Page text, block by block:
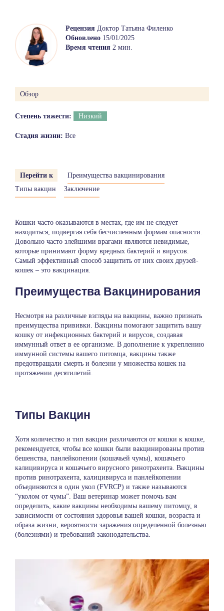
Рецензия Доктор Татьяна Филенко
Обновлено15/01/2025
Время чтения 2 мин.
Обзор
Степень тяжести: Низкий
Стадия жизни: Все
Перейти к
Преимущества вакцинирования
Типы вакцин
Заключение
Кошки часто оказываются в местах, где им не следует
находиться, подвергая себя бесчисленным формам опасности.
Довольно часто злейшими врагами являются невидимые,
которые принимают форму вредных бактерий и вирусов.
Самый эффективный способ защитить от них своих друзей-
кошек – это вакцинация.
Преимущества Вакцинирования
Несмотря на различные взгляды на вакцины, важно признать
преимущества прививки. Вакцины помогают защитить вашу
кошку от инфекционных бактерий и вирусов, создавая
иммунный ответ в ее организме. В дополнение к укреплению
иммунной системы вашего питомца, вакцины также
предотвращали смерть и болезни у множества кошек на
протяжении десятилетий.
Типы Вакцин
Хотя количество и тип вакцин различаются от кошки к кошке,
рекомендуется, чтобы все кошки были вакцинированы против
бешенства, панлейкопении (кошачьей чумы), кошачьего
калицивируса и кошачьего вирусного ринотрахеита. Вакцины
против ринотрахеита, калицивируса и панлейкопении
объединяются в один укол (FVRCP) и также называются
“уколом от чумы”. Ваш ветеринар может помочь вам
определить, какие вакцины необходимы вашему питомцу, в
зависимости от состояния здоровья вашей кошки, возраста и
образа жизни, вероятности заражения определенной болезнью
(болезнями) и требований законодательства.